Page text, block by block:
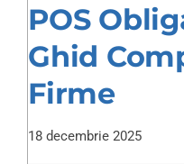
POS
Ghid
Firme
18 decembrie 2025